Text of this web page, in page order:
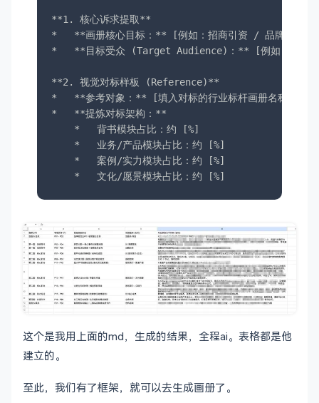
**1. 核心诉求提取**
*   **画册核心目标：** [例如：招商引资 / 品牌形象
*   **目标受众 (Target Audience)：** [例如：政府
**2. 视觉对标样板 (Reference)**
*   **参考对象：** [填入对标的行业标杆画册名称/链接]
*   **提炼对标架构：**
    *   背书模块占比：约 [%]
    *   业务/产品模块占比：约 [%]
    *   案例/实力模块占比：约 [%]
    *   文化/愿景模块占比：约 [%]
## 二、 架构规划与页码落位 (Flatplan)
> 💡 *通用法则：采用“总-分-案-底”漏斗型叙事结构，总
*   **P1-P4：前导区 (定基调)**
*   **P[X]-P[Y]：走进企业 (建信任)**
    *   [公司简介、高管团队、资质荣誉、发展历程]
*   **P[X]-P[Y]：核心业务/产品线 (秀肌肉) —— *本
    *   [业务板块A]
    *   [业务板块B]
这个是我用上面的md，生成的结果，全程ai。表格都是他
建立的。
至此，我们有了框架，就可以去生成画册了。